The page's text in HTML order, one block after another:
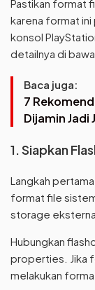
Pastikan format
karena format
konsol
detailnya di
Baca juga:
7
Dijamin Jadi
1. Siapkan
Langkah
format file
storage
Hubungkan
properties. Jika
melakukan